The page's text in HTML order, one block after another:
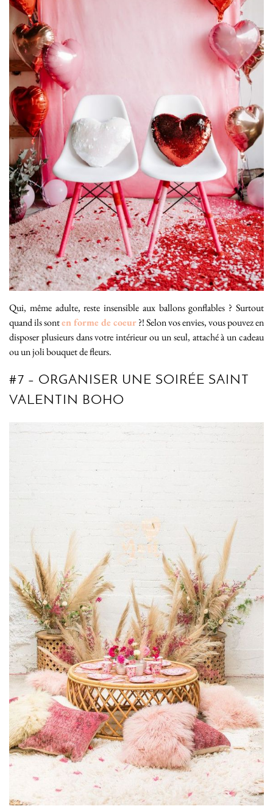
Qui, même adulte, reste insensible aux ballons gonflables ? Surtout
quand ils sonten forme de coeur?! Selon vos envies, vous pouvez en
disposer plusieurs dans votre intérieur ou un seul, attaché à un cadeau
ou un joli bouquet de fleurs.
#7 – ORGANISER UNE SOIRÉE SAINT
VALENTIN BOHO